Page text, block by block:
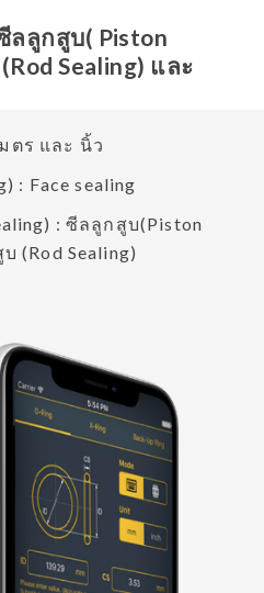
ลลูกสูบ( Piston
Sealing) และ
ตร และ นิ้ว
: Face sealing
: ซีลลูกสูบ(Piston
(Rod Sealing)